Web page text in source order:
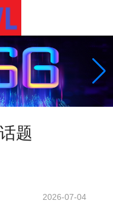
题
2026-07-04